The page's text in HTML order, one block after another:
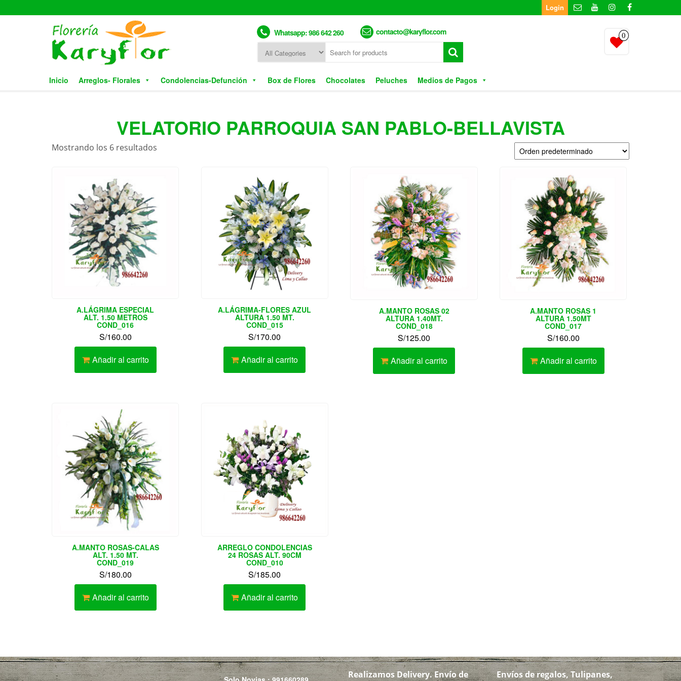
to
Login
Whatsapp: 986 642 260 contacto@karyflor.com 0
Inicio Arreglos- Florales Condolencias-Defunción Box de Flores Chocolates Peluches Medios de Pagos
VELATORIO PARROQUIA SAN PABLO-BELLAVISTA
Mostrando los 6 resultados
A.LÁGRIMA ESPECIAL
ALT. 1.50 METROS
COND_016
S/160.00
Añadir al carrito
A.LÁGRIMA-FLORES AZUL
ALTURA 1.50 MT.
COND_015
S/170.00
Añadir al carrito
A.MANTO ROSAS 02
ALTURA 1.40MT.
COND_018
S/125.00
Añadir al carrito
A.MANTO ROSAS 1
ALTURA 1.50MT
COND_017
S/160.00
Añadir al carrito
A.MANTO ROSAS-CALAS
ALT. 1.50 MT.
COND_019
S/180.00
Añadir al carrito
ARREGLO CONDOLENCIAS
24 ROSAS ALT. 90CM
COND_010
S/185.00
Añadir al carrito
Realizamos Delivery.Envío de
Envíos de regalos, Tulipanes,